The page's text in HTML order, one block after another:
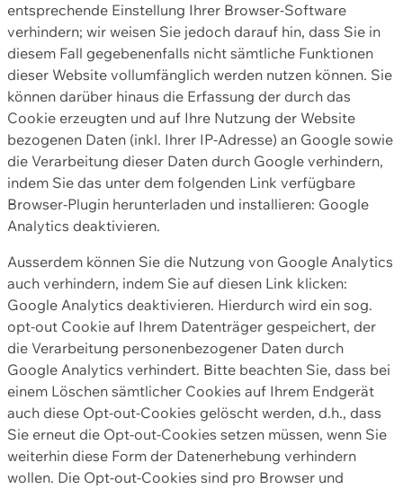
entsprechende Einstellung Ihrer Browser-Software
verhindern; wir weisen Sie jedoch darauf hin, dass Sie in
diesem Fall gegebenenfalls nicht sämtliche Funktionen
dieser Website vollumfänglich werden nutzen können. Sie
können darüber hinaus die Erfassung der durch das
Cookie erzeugten und auf Ihre Nutzung der Website
bezogenen Daten (inkl. Ihrer IP-Adresse) an Google sowie
die Verarbeitung dieser Daten durch Google verhindern,
indem Sie das unter dem folgenden Link verfügbare
Browser-Plugin herunterladen und installieren: Google
Analytics deaktivieren.
Ausserdem können Sie die Nutzung von Google Analytics
auch verhindern, indem Sie auf diesen Link klicken:
Google Analytics deaktivieren. Hierdurch wird ein sog.
opt-out Cookie auf Ihrem Datenträger gespeichert, der
die Verarbeitung personenbezogener Daten durch
Google Analytics verhindert. Bitte beachten Sie, dass bei
einem Löschen sämtlicher Cookies auf Ihrem Endgerät
auch diese Opt-out-Cookies gelöscht werden, d.h., dass
Sie erneut die Opt-out-Cookies setzen müssen, wenn Sie
weiterhin diese Form der Datenerhebung verhindern
wollen. Die Opt-out-Cookies sind pro Browser und